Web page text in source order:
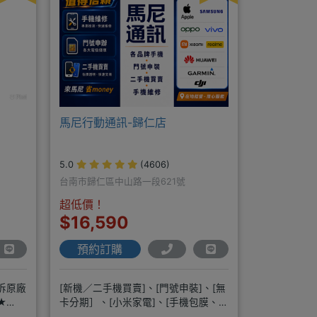
原廠
馬尼行動通訊-歸仁店
5.0
(4606)
台南市歸仁區中山路一段621號
超低價！
$16,590
預約訂購
[新機／二手機買賣]、[門號申裝]、[無
卡分期］、[小米家電]、[手機包膜、維